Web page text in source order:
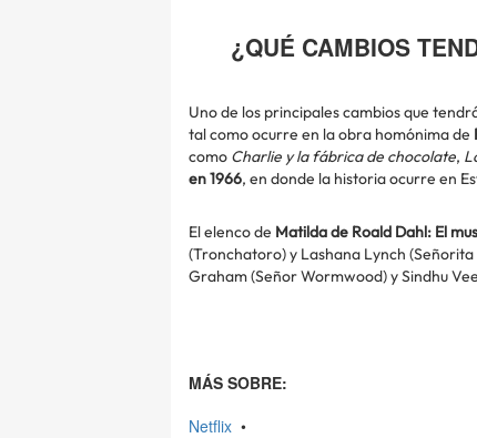
¿QUÉ CAMBIOS
Uno de los principales cambios que
tal como ocurre en la obra homónima de
como Charlie y la fábrica de chocolate,
en 1966, en donde la historia ocurre en
El elenco de Matilda de Roald Dahl: El
(Tronchatoro) y Lashana Lynch
Graham (Señor Wormwood) y Sindhu
MÁS SOBRE:
Netflix •